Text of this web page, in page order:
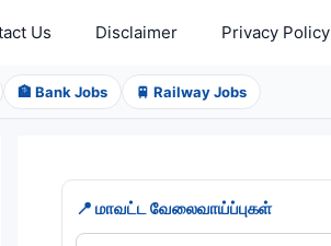
Us Disclaimer Privacy Policy
🏦 Bank Jobs 🚆 Railway Jobs
📍 மாவட்ட வேலைவாய்ப்புகள்